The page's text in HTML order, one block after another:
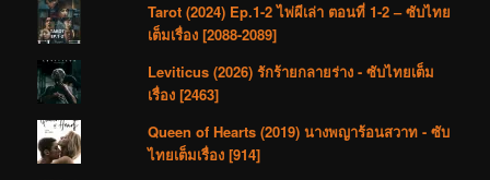
Tarot (2024) Ep.1-2 ไพ่ผีเล่า ตอนที่ 1-2 – ซับไทย
เต็มเรื่อง [2088-2089]
Leviticus (2026) รักร้ายกลายร่าง - ซับไทยเต็ม
เรื่อง [2463]
Queen of Hearts (2019) นางพญาร้อนสวาท - ซับ
ไทยเต็มเรื่อง [914]